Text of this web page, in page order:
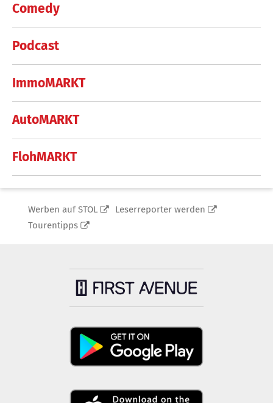
Comedy
Podcast
ImmoMARKT
AutoMARKT
FlohMARKT
Werben auf STOL
Leserreporter werden
Tourentipps